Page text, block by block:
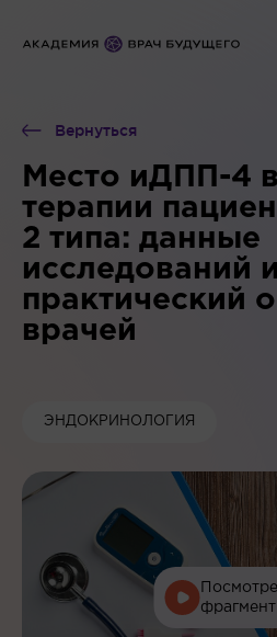
Вернуться
Место иДПП-4 в
терапии
2 типа: данные
исследований и
практический
врачей
ЭНДОКРИНОЛОГИЯ